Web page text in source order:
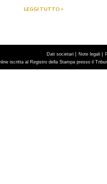
LEGGI TUTTO >
Dati societari | Note legali |
iscritta al Registro della Stampa presso il